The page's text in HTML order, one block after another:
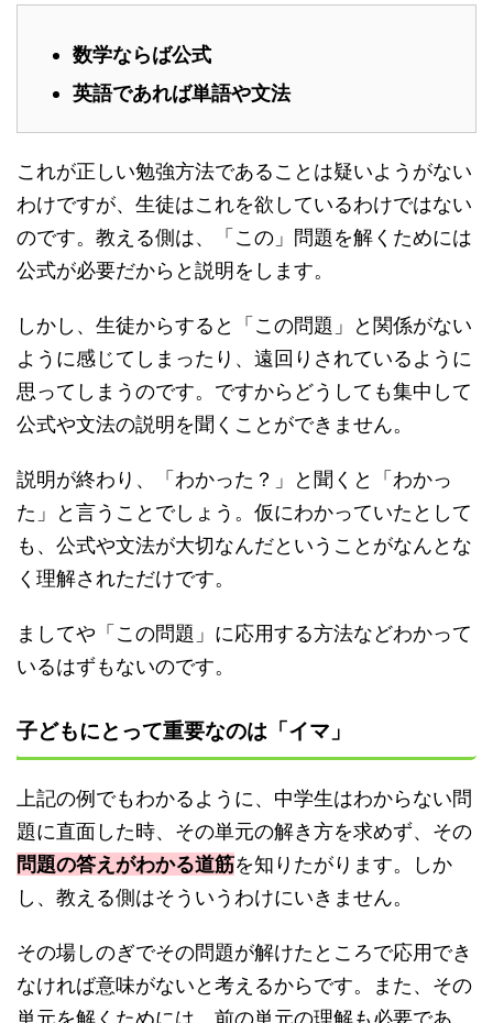
数学ならば公式
英語であれば単語や文法
これが正しい勉強方法であることは疑いようがない
わけですが、生徒はこれを欲しているわけではない
のです。教える側は、「この」問題を解くためには
公式が必要だからと説明をします。
しかし、生徒からすると「この問題」と関係がない
ように感じてしまったり、遠回りされているように
思ってしまうのです。ですからどうしても集中して
公式や文法の説明を聞くことができません。
説明が終わり、「わかった？」と聞くと「わかっ
た」と言うことでしょう。仮にわかっていたとして
も、公式や文法が大切なんだということがなんとな
く理解されただけです。
ましてや「この問題」に応用する方法などわかって
いるはずもないのです。
子どもにとって重要なのは「イマ」
上記の例でもわかるように、中学生はわからない問
題に直面した時、その単元の解き方を求めず、その
問題の答えがわかる道筋を知りたがります。しか
し、教える側はそういうわけにいきません。
その場しのぎでその問題が解けたところで応用でき
なければ意味がないと考えるからです。また、その
単元を解くためには、前の単元の理解も必要であ